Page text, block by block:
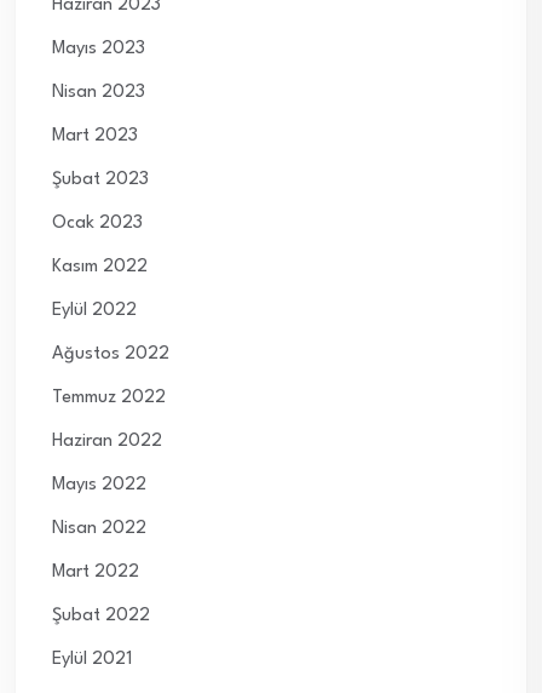
Haziran 2023
Mayıs 2023
Nisan 2023
Mart 2023
Şubat 2023
Ocak 2023
Kasım 2022
Eylül 2022
Ağustos 2022
Temmuz 2022
Haziran 2022
Mayıs 2022
Nisan 2022
Mart 2022
Şubat 2022
Eylül 2021